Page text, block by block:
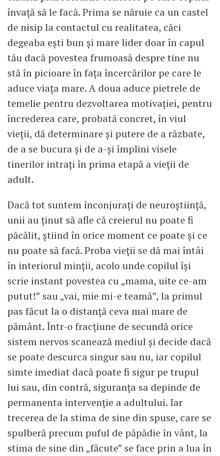
învaţă să le facă. Prima se năruie ca un castel
de nisip la contactul cu realitatea, căci
degeaba eşti bun şi mare lider doar în capul
tău dacă povestea frumoasă despre tine nu
stă în picioare în fața încercărilor pe care le
aduce viaţa mare. A doua aduce pietrele de
temelie pentru dezvoltarea motivaţiei, pentru
încrederea care, probată concret, în viul
vieţii, dă determinare şi putere de a răzbate,
de a se bucura şi de a-şi împlini visele
tinerilor intraţi în prima etapă a vieţii de
adult.
Dacă tot suntem înconjuraţi de neuroştiinţă,
unii au ţinut să afle că creierul nu poate fi
păcălit, ştiind în orice moment ce poate şi ce
nu poate să facă. Proba vieţii se dă mai întâi
în interiorul minţii, acolo unde copilul îşi
scrie instant povestea cu „mama, uite ce-am
putut!” sau „vai, mie mi-e teamă”, la primul
pas făcut la o distanţă ceva mai mare de
pământ. Într-o fracţiune de secundă orice
sistem nervos scanează mediul şi decide dacă
se poate descurca singur sau nu, iar copilul
simte imediat dacă poate fi sigur pe trupul
lui sau, din contră, siguranţa sa depinde de
permanenta intervenţie a adultului. Iar
trecerea de la stima de sine din spuse, care se
spulberă precum puful de păpădie în vânt, la
stima de sine din „făcute” se face prin a lua în